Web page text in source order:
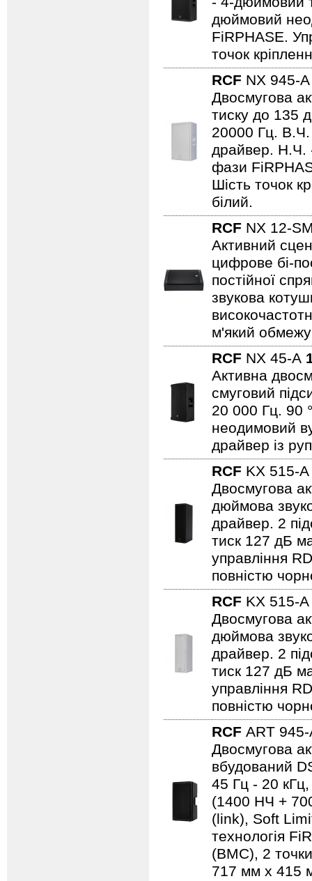
дюймовий
FiRPHASE.
точок
RCF NX 945-
Двосмугова
тиску до 135
20000 Гц.
драйвер. Н.Ч.
фази
Шість точок
білий.
RCF NX 12-
Активний
цифрове бі-
постійної
звукова
м'який
RCF NX 45-A
Активна
смуговий
20 000 Гц. 90
неодимовий
драйвер із
RCF KX 515-
Двосмугова
дюймова
драйвер. 2
тиск 127 дБ
управління
повністю
RCF KX 515-
Двосмугова
дюймова
драйвер. 2
тиск 127 дБ
управління
повністю
RCF ART
Двосмугова
вбудований
45 Гц - 20
(1400 НЧ +
(link), Soft
технологія
(BMC), 2
717 мм x 415